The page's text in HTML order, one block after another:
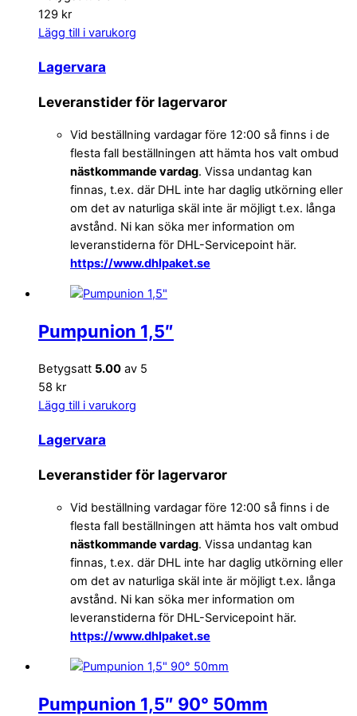
129 kr
Lägg till i varukorg
Lagervara
Leveranstider för lagervaror
Vid beställning vardagar före 12:00 så finns i de
flesta fall beställningen att hämta hos valt ombud
nästkommande vardag. Vissa undantag kan
finnas, t.ex. där DHL inte har daglig utkörning eller
om det av naturliga skäl inte är möjligt t.ex. långa
avstånd. Ni kan söka mer information om
leveranstiderna för DHL-Servicepoint här.
https://www.dhlpaket.se
Pumpunion 1,5″
Betygsatt 5.00 av 5
58 kr
Lägg till i varukorg
Lagervara
Leveranstider för lagervaror
Vid beställning vardagar före 12:00 så finns i de
flesta fall beställningen att hämta hos valt ombud
nästkommande vardag. Vissa undantag kan
finnas, t.ex. där DHL inte har daglig utkörning eller
om det av naturliga skäl inte är möjligt t.ex. långa
avstånd. Ni kan söka mer information om
leveranstiderna för DHL-Servicepoint här.
https://www.dhlpaket.se
Pumpunion 1,5″ 90° 50mm